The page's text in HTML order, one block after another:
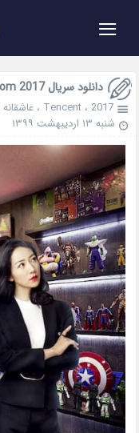
≡
دانلود سریال Stairway to Stardom 2017
2017 ،Tencent ،عاشقانه
شنبه ۱۳ اردیبهشت ۱۳۹۹